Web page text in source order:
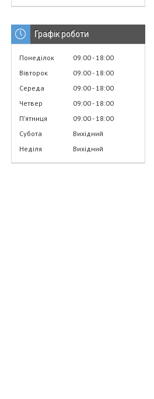
Графік роботи
Понеділок 09:00 18:00
Вівторок
09:00 18:00
Середа
09:00 18:00
Четвер
09:00 18:00
Пʼятниця
09:00 18:00
Субота
Вихідний
Неділя
Вихідний